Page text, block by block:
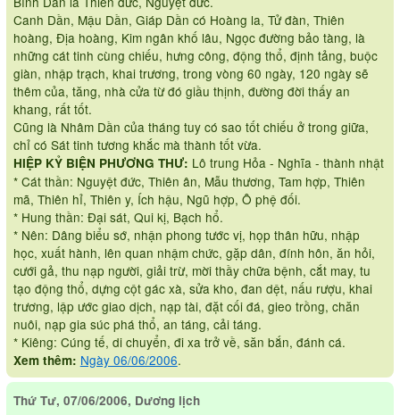
Canh Dần, Mậu Dần, Giáp Dần có Hoàng la, Tử đàn, Thiên
hoàng, Địa hoàng, Kim ngân khố lâu, Ngọc đường bảo tàng, là
những cát tinh cùng chiếu, hưng công, động thổ, định tảng, buộc
giàn, nhập trạch, khai trương, trong vòng 60 ngày, 120 ngày sẽ
thêm của, tăng, nhà cửa từ đó giầu thịnh, đường đời thấy an
khang, rất tốt.
Cũng là Nhâm Dần của tháng tuy có sao tốt chiếu ở trong giữa,
chỉ có Sát tinh tương khắc mà thành tốt vừa.
HIỆP KỶ BIỆN PHƯƠNG THƯ: Lô trung Hỏa - Nghĩa - thành nhật
* Cát thần: Nguyệt đức, Thiên ân, Mẫu thương, Tam hợp, Thiên
mã, Thiên hỉ, Thiên y, Ích hậu, Ngũ hợp, Ô phệ đối.
* Hung thần: Đại sát, Qui kị, Bạch hổ.
* Nên: Dâng biểu sớ, nhận phong tước vị, họp thân hữu, nhập
học, xuất hành, lên quan nhậm chức, gặp dân, đính hôn, ăn hỏi,
cưới gả, thu nạp người, giải trừ, mời thầy chữa bệnh, cắt may, tu
tạo động thổ, dựng cột gác xà, sửa kho, đan dệt, nấu rượu, khai
trương, lập ước giao dịch, nạp tài, đặt cối đá, gieo trồng, chăn
nuôi, nạp gia súc phá thổ, an táng, cải táng.
* Kiêng: Cúng tế, di chuyển, đi xa trở về, săn bắn, đánh cá.
Xem thêm: Ngày 06/06/2006.
Thứ Tư, 07/06/2006, Dương lịch